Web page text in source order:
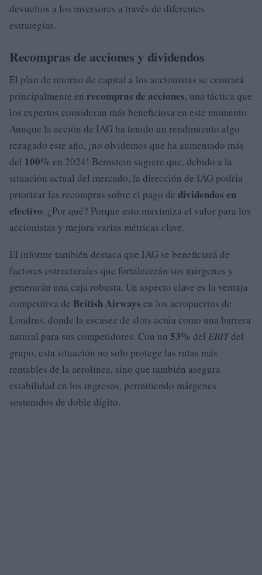
devueltos a los inversores a través de diferentes
estrategias.
Recompras de acciones y dividendos
El plan de retorno de capital a los accionistas se centrará
principalmente en recompras de acciones, una táctica que
los expertos consideran más beneficiosa en este momento.
Aunque la acción de IAG ha tenido un rendimiento algo
rezagado este año, ¡no olvidemos que ha aumentado más
del 100% en 2024! Bernstein sugiere que, debido a la
situación actual del mercado, la dirección de IAG podría
priorizar las recompras sobre el pago de dividendos en
efectivo. ¿Por qué? Porque esto maximiza el valor para los
accionistas y mejora varias métricas clave.
El informe también destaca que IAG se beneficiará de
factores estructurales que fortalecerán sus márgenes y
generarán una caja robusta. Un aspecto clave es la ventaja
competitiva de British Airways en los aeropuertos de
Londres, donde la escasez de slots actúa como una barrera
natural para sus competidores. Con un 53% del EBITdel
grupo, esta situación no solo protege las rutas más
rentables de la aerolínea, sino que también asegura
estabilidad en los ingresos, permitiendo márgenes
sostenidos de doble dígito.